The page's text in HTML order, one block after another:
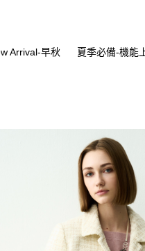
Arrival-早秋 夏季必備-機能